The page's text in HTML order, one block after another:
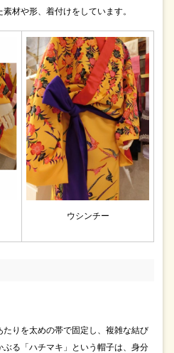
材や形、着付けをしています。
ウシンチー
りを太めの帯で固定し、複雑な結び
る「ハチマキ」という帽子は、身分